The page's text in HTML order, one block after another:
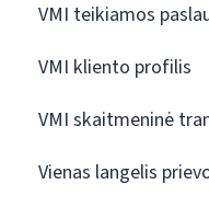
VMI teikiamos
VMI kliento profilis
VMI skaitmeninė
Vienas langelis